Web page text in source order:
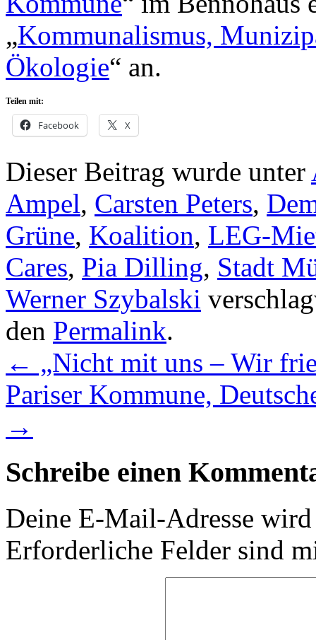
„Kommunalismus,
Ökologie“ an.
Teilen mit:
Facebook X
Dieser Beitrag wurde unter
Ampel, Carsten Peters,
Grüne, Koalition, LEG-
Cares, Pia Dilling, Stadt
Werner Szybalski
den Permalink.
← „Nicht mit uns – Wir
Pariser Kommune,
→
Schreibe einen
Deine E-Mail-Adresse
Erforderliche Felder sind